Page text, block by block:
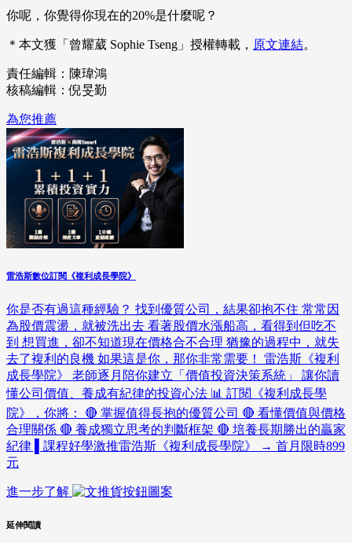
你呢，你覺得你現在的20%是什麼呢？
＊本文獲「曾耀葳 Sophie Tseng」授權轉載， 原文連結。
責任編輯：陳瑋鴻
核稿編輯：倪旻勤
為您推薦
雷浩斯數位訂閱《複利成長學院》
你是否有過這種經驗？ 找到優質公司，結果卻抱不住 常常因
為股價震盪，就被洗出去 看著股價水漲船高，看得到但吃不
到 想買進，卻不知道現在價格合不合理 猶豫的過程中，就失
去了複利的良機 如果這是你，那你非常需要！ 雷浩斯《複利
成長學院》 老師逐月陪你建立「價值投資決策系統」 讓你讀
懂公司價值、養成有紀律的投資心法 📊 訂閱《複利成長學
院》，你將： 🔴 掌握值得長抱的優質公司 🔴 看懂價值與價格
合理關係 🔴 養成獨立思考的判斷框架 🔴 培養長期勝出的贏家
紀律 ▌課程好學激推雷浩斯《複利成長學院》 → 首月限時899
元
進一步了解
延伸閱讀